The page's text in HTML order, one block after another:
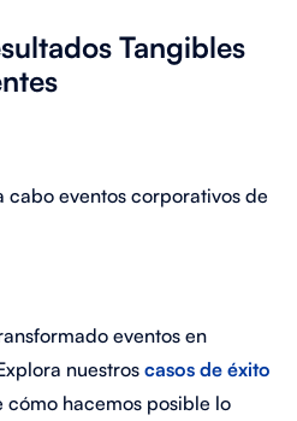
Tangibles
cabo eventos corporativos de
eventos en
nuestros casos de éxito
cómo hacemos posible lo